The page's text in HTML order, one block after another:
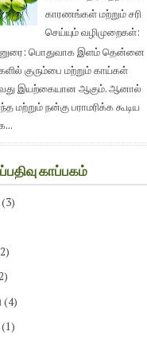
காரணங்கள் மற்றும் சரி
செய்யும் வழிமுறைகள்:
பொதுவாக இளம் தென்னை
குரும்பை மற்றும் காய்கள்
இயற்கையான ஆகும். ஆனால்
மற்றும் நன்கு பராமரிக்க கூடிய
காப்பகம்
(3)
(4)
(1)